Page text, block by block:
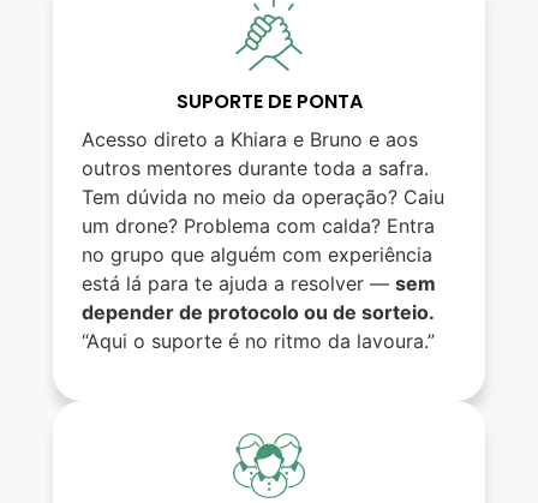
SUPORTE DE PONTA
Acesso direto a Khiara e Bruno e aos
outros mentores durante toda a safra.
Tem dúvida no meio da operação? Caiu
um drone? Problema com calda? Entra
no grupo que alguém com experiência
está lá para te ajuda a resolver —sem
depender de protocolo ou de sorteio.
“Aqui o suporte é no ritmo da lavoura.”